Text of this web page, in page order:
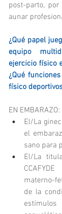
post-parto,
aunar
¿Qué papel
equipo
ejercicio físico
¿Qué
físico
EN EMBARAZO:
El/La
el
El/La
materno-
de la
estímulos